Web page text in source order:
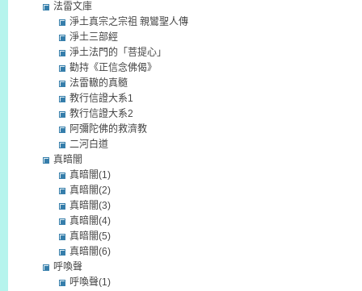
法雷文庫
淨土真宗之宗祖 親鸞聖人傳
淨土三部經
淨土法門的「菩提心」
勸持《正信念佛偈》
法雷轍的真髓
教行信證大系1
教行信證大系2
阿彌陀佛的救濟教
二河白道
真暗闇
真暗闇(1)
真暗闇(2)
真暗闇(3)
真暗闇(4)
真暗闇(5)
真暗闇(6)
呼喚聲
呼喚聲(1)